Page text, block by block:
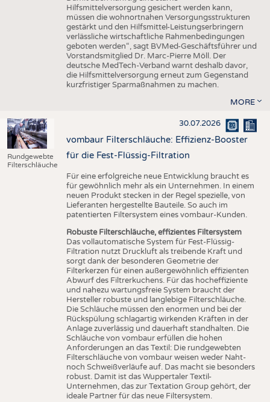
Hilfsmittelversorgung gesichert werden kann,
müssen die wohnortnahen Versorgungsstrukturen
gestärkt und den Hilfsmittel-Leistungserbringern
verlässliche wirtschaftliche Rahmenbedingungen
geboten werden“, sagt BVMed-Geschäftsführer und
Vorstandsmitglied Dr. Marc-Pierre Möll. Der
deutsche MedTech-Verband warnt deshalb davor,
die Hilfsmittelversorgung erneut zum Gegenstand
kurzfristiger Sparmaßnahmen zu machen.
MORE
Rundgewebte
Filterschläuche
30.07.2026
vombaur Filterschläuche: Effizienz-Booster
für die Fest-Flüssig-Filtration
Für eine erfolgreiche neue Entwicklung braucht es
für gewöhnlich mehr als ein Unternehmen. In einem
neuen Produkt stecken in der Regel spezielle, von
Lieferanten hergestellte Bauteile. So auch im
patentierten Filtersystem eines vombaur-Kunden.
Robuste Filterschläuche, effizientes Filtersystem
Das vollautomatische System für Fest-Flüssig-
Filtration nutzt Druckluft als treibende Kraft und
sorgt dank der besonderen Geometrie der
Filterkerzen für einen außergewöhnlich effizienten
Abwurf des Filtrerkuchens. Für das hocheffiziente
und nahezu wartungsfreie System braucht der
Hersteller robuste und langlebige Filterschläuche.
Die Schläuche müssen den enormen und bei der
Rückspülung schlagartig wirkenden Kräften in der
Anlage zuverlässig und dauerhaft standhalten. Die
Schläuche von vombaur erfüllen die hohen
Anforderungen an das Textil: Die rundgewebten
Filterschläuche von vombaur weisen weder Naht-
noch Schweißverläufe auf. Das macht sie besonders
robust. Damit ist das Wuppertaler Textil-
Unternehmen, das zur Textation Group gehört, der
ideale Partner für das neue Filtersystem.